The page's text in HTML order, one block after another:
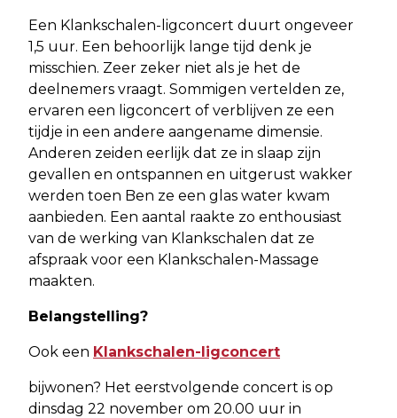
Een Klankschalen-ligconcert duurt ongeveer
1,5 uur. Een behoorlijk lange tijd denk je
misschien. Zeer zeker niet als je het de
deelnemers vraagt. Sommigen vertelden ze,
ervaren een ligconcert of verblijven ze een
tijdje in een andere aangename dimensie.
Anderen zeiden eerlijk dat ze in slaap zijn
gevallen en ontspannen en uitgerust wakker
werden toen Ben ze een glas water kwam
aanbieden. Een aantal raakte zo enthousiast
van de werking van Klankschalen dat ze
afspraak voor een Klankschalen-Massage
maakten.
Belangstelling?
Ook een Klankschalen-ligconcert
bijwonen? Het eerstvolgende concert is op
dinsdag 22 november om 20.00 uur in